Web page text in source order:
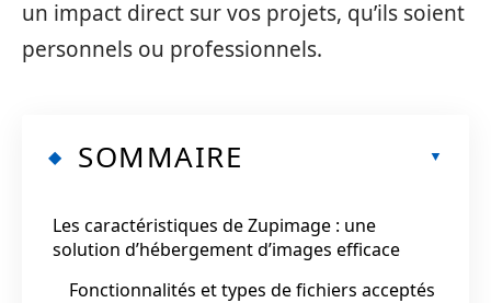
un impact direct sur vos projets, qu’ils soient
personnels ou professionnels.
SOMMAIRE
Les caractéristiques de Zupimage : une
solution d’hébergement d’images efficace
Fonctionnalités et types de fichiers acceptés